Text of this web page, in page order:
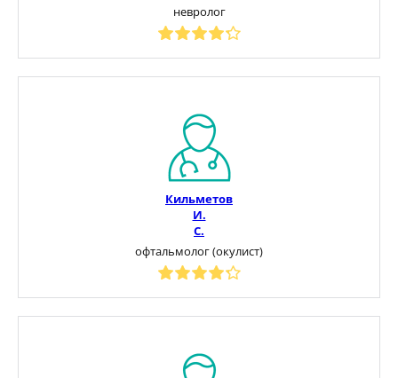
невролог
Кильметов
И.
С.
офтальмолог (окулист)